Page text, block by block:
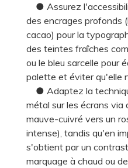
● Assurez
des encrages profonds
cacao) pour la
des teintes fraîches
ou le bleu sarcelle pour
palette et éviter qu'elle
● Adaptez la
métal sur les écrans via
mauve-cuivré vers un
intense), tandis qu'en
s'obtient par un
marquage à chaud ou